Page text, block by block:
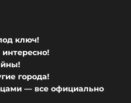
ключ!
города!
— все официально